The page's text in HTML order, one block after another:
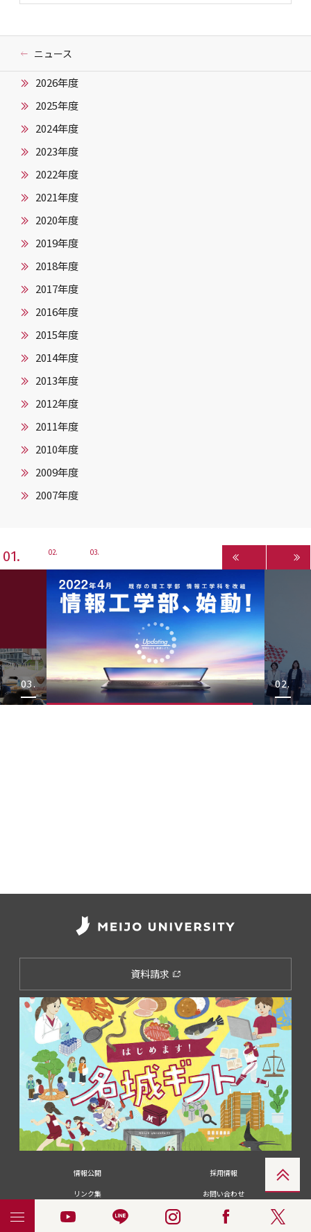
ニュース
2026年度
2025年度
2024年度
2023年度
2022年度
2021年度
2020年度
2019年度
2018年度
2017年度
2016年度
2015年度
2014年度
2013年度
2012年度
2011年度
2010年度
2009年度
2007年度
1 2 3
資料請求
情報公開
採用情報
リンク集
お問い合わせ
メディアの皆さま
卒業生の皆さま